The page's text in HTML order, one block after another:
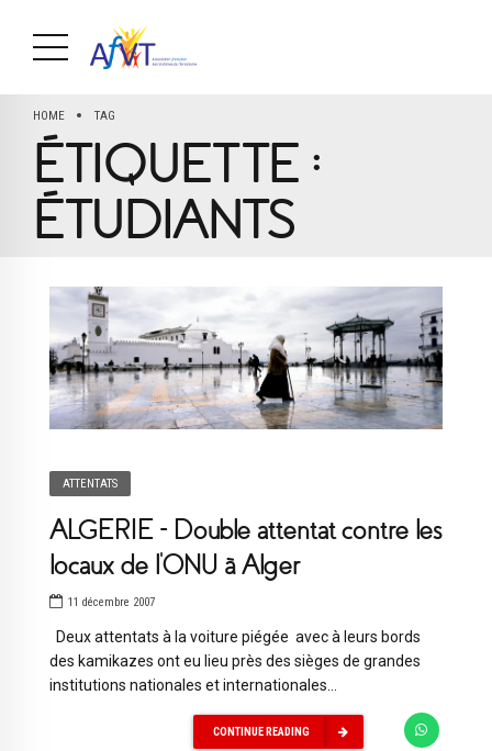
HOME TAG
ÉTIQUETTE :
ÉTUDIANTS
ATTENTATS
ALGERIE – Double attentat contre les
locaux de l’ONU à Alger
11 décembre 2007
Deux attentats à la voiture piégée avec à leurs bords
des kamikazes ont eu lieu près des sièges de grandes
institutions nationales et internationales...
CONTINUE READING